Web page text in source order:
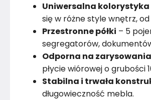
Montaż
Uniwersalna kolorystyka
się w różne style wnętrz,
Przestronne półki – 5
segregatorów,
Odporna na
płycie wiórowej o grubości
Stabilna i trwała
długowieczność mebla.